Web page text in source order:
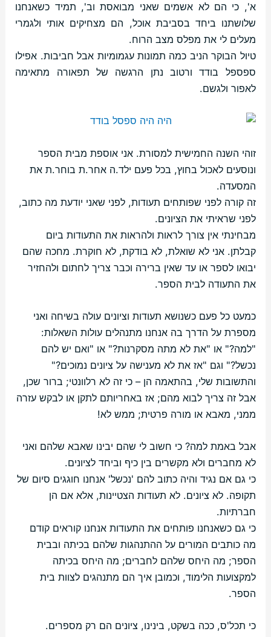
א', כי הם לא אשמים שאני מבואסת וב', תמיד כשאנחנו
שלושתנו ביחד בסביבת אוכל, הם מצחיקים אותי ולגמרי
מעלים לי את מפלס מצב הרוח.
טיול הבוקר הניב כמה תמונות עגמומיות אבל חביבות. אפילו
ספספל בודד ורטוב נתן הרגשה של תפאורה מתאימה
לאפור ולגשם.
זוהי השנה החמישית למסורת. אני אוספת מבית הספר
ונוסעים לאכול בחוץ, בכל פעם ילד.ה אחר.ת בוחר.ת את
המסעדה.
זה קורה לפני שפותחים תעודות, לפני שאני יודעת מה כתוב,
לפני שראיתי את הציונים.
מבחינתי אין צורך לראות ולהראות את התעודות ביום
קבלתן. אני לא שואלת, לא בודקת, לא חוקרת. מחכה שהם
יבואו לספר או עד שאין ברירה וכבר צריך לחתום ולהחזיר
את התעודה לבית הספר.
כמעט כל פעם כשנושא תעודות וציונים עולה בשיחה ואני
מספרת על הדרך בה אנחנו מתנהלים עולות השאלות:
"למה?" או "את לא מתה מסקרנות?" או "ואם יש להם
נכשל?" וגם "אז את לא מענישה על ציונים נמוכים?"
והתשובות שלי, בהתאמה הן – כי זה לא רלוונטי; ברור שכן,
אבל זה צריך לבוא מהם; אז באחריותם לתקן או לבקש עזרה
ממני, מאבא או מורה פרטית; ממש לא!
אבל באמת למה? כי חשוב לי שהם יבינו שאבא שלהם ואני
לא מחברים ולא מקשרים בין כיף וביחד לציונים.
כי גם אם נגיד והיה כתוב להם 'נכשל' אנחנו חוגגים סיום של
תקופה. לא ציונים. לא תעודות הצטיינות, אלא אם הן
חברתיות.
כי גם כשאנחנו פותחים את התעודות אנחנו קוראים קודם
מה כותבים המורים על ההתנהגות שלהם בכיתה ובבית
הספר; מה היחס שלהם לחברים; מה היחס בכיתה
למקצועות הלימוד, וכמובן איך הם מתנהגים לצוות בית
הספר.
כי תכל'ס, ככה בשקט, בינינו, ציונים הם רק מספרים.